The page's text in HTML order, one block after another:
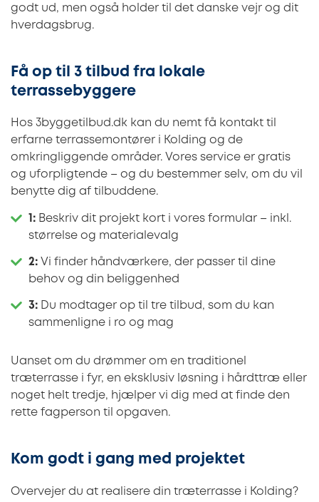
godt ud, men også holder til det danske vejr og dit
hverdagsbrug.
Få op til 3 tilbud fra lokale
terrassebyggere
Hos 3byggetilbud.dk kan du nemt få kontakt til
erfarne terrassemontører i Kolding og de
omkringliggende områder. Vores service er gratis
og uforpligtende – og du bestemmer selv, om du vil
benytte dig af tilbuddene.
1: Beskriv dit projekt kort i vores formular – inkl.
størrelse og materialevalg
2: Vi finder håndværkere, der passer til dine
behov og din beliggenhed
3: Du modtager op til tre tilbud, som du kan
sammenligne i ro og mag
Uanset om du drømmer om en traditionel
træterrasse i fyr, en eksklusiv løsning i hårdttræ eller
noget helt tredje, hjælper vi dig med at finde den
rette fagperson til opgaven.
Kom godt i gang med projektet
Overvejer du at realisere din træterrasse i Kolding?